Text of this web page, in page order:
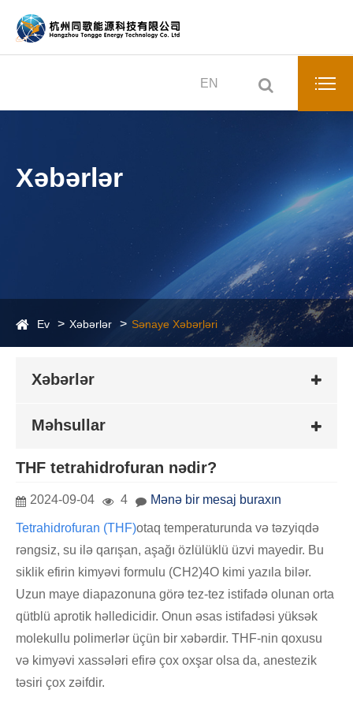
EN
Xəbərlər
Ev Xəbərlər Sənaye Xəbərləri
Xəbərlər
Məhsullar
THF tetrahidrofuran nədir?
2024-09-04 4 Mənə bir mesaj buraxın
Tetrahidrofuran (THF)otaq temperaturunda və təzyiqdə
rəngsiz, su ilə qarışan, aşağı özlülüklü üzvi mayedir. Bu
siklik efirin kimyəvi formulu (CH2)4O kimi yazıla bilər.
Uzun maye diapazonuna görə tez-tez istifadə olunan orta
qütblü aprotik həlledicidir. Onun əsas istifadəsi yüksək
molekullu polimerlər üçün bir xəbərdir. THF-nin qoxusu
və kimyəvi xassələri efirə çox oxşar olsa da, anestezik
təsiri çox zəifdir.